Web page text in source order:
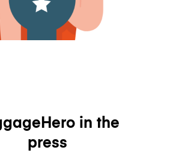
in the
press